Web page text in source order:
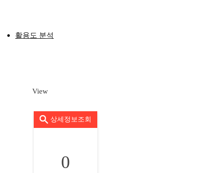
활용도 분석
View
상세정보조회
0